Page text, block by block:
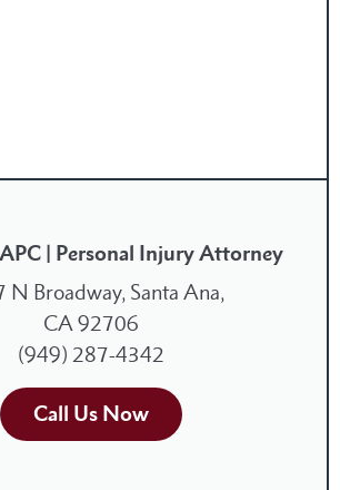
| Personal Injury Attorney
N Broadway, Santa Ana,
CA 92706
(949) 287-4342
Call Us Now